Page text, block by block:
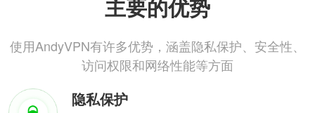
主要的优势
使用AndyVPN有许多优势，涵盖隐私保护、安全性、
访问权限和网络性能等方面
隐私保护